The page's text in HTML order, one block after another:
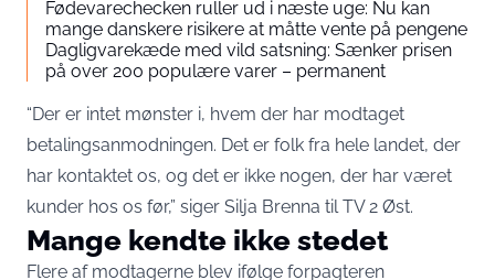
Fødevarechecken ruller ud i næste uge: Nu kan
mange danskere risikere at måtte vente på pengene
Dagligvarekæde med vild satsning: Sænker prisen
på over 200 populære varer – permanent
“Der er intet mønster i, hvem der har modtaget
betalingsanmodningen. Det er folk fra hele landet, der
har kontaktet os, og det er ikke nogen, der har været
kunder hos os før,” siger Silja Brenna tilTV 2 Øst.
Mange kendte ikke stedet
Flere af modtagerne blev ifølge forpagteren